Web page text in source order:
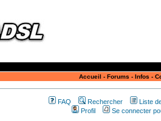
Accueil - Forums - Infos -
FAQ Rechercher
Liste
Profil
Se connecter